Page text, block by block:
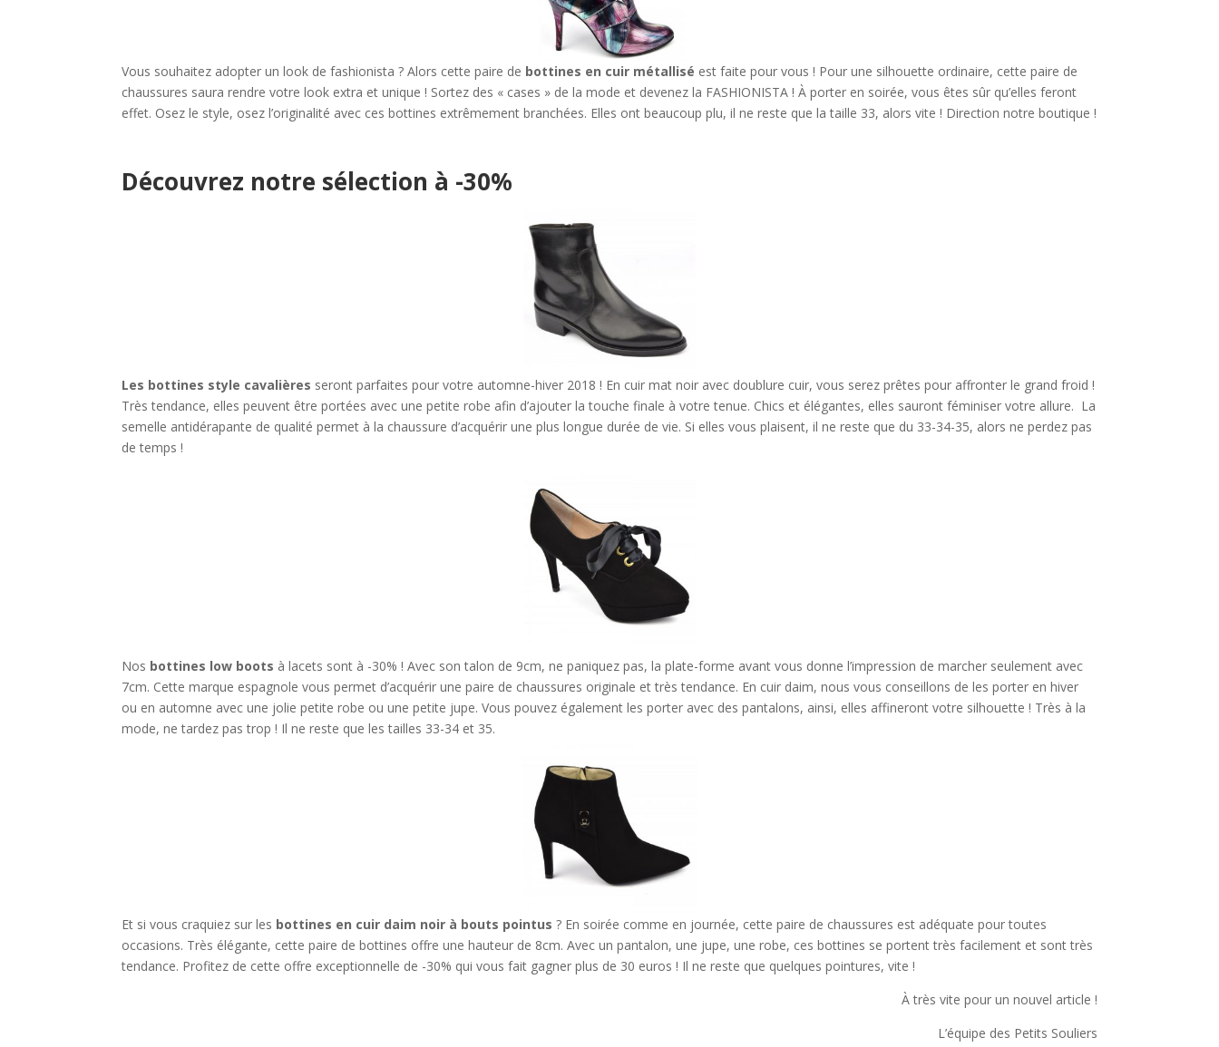
Vous souhaitez adopter un look de fashionista ? Alors cette paire de bottines en cuir métallisé est faite pour vous ! Pour une silhouette ordinaire, cette paire de
chaussures saura rendre votre look extra et unique ! Sortez des « cases » de la mode et devenez la FASHIONISTA ! À porter en soirée, vous êtes sûr qu’elles feront
effet. Osez le style, osez l’originalité avec ces bottines extrêmement branchées. Elles ont beaucoup plu, il ne reste que la taille 33, alors vite ! Direction notre boutique !
Découvrez notre sélection à -30%
Les bottines style cavalières seront parfaites pour votre automne-hiver 2018 ! En cuir mat noir avec doublure cuir, vous serez prêtes pour affronter le grand froid !
Très tendance, elles peuvent être portées avec une petite robe afin d’ajouter la touche finale à votre tenue. Chics et élégantes, elles sauront féminiser votre allure. La
semelle antidérapante de qualité permet à la chaussure d’acquérir une plus longue durée de vie. Si elles vous plaisent, il ne reste que du 33-34-35, alors ne perdez pas
de temps !
Nos bottines low boots à lacets sont à -30% ! Avec son talon de 9cm, ne paniquez pas, la plate-forme avant vous donne l’impression de marcher seulement avec
7cm. Cette marque espagnole vous permet d’acquérir une paire de chaussures originale et très tendance. En cuir daim, nous vous conseillons de les porter en hiver
ou en automne avec une jolie petite robe ou une petite jupe. Vous pouvez également les porter avec des pantalons, ainsi, elles affineront votre silhouette ! Très à la
mode, ne tardez pas trop ! Il ne reste que les tailles 33-34 et 35.
Et si vous craquiez sur les bottines en cuir daim noir à bouts pointus ? En soirée comme en journée, cette paire de chaussures est adéquate pour toutes
occasions. Très élégante, cette paire de bottines offre une hauteur de 8cm. Avec un pantalon, une jupe, une robe, ces bottines se portent très facilement et sont très
tendance. Profitez de cette offre exceptionnelle de -30% qui vous fait gagner plus de 30 euros ! Il ne reste que quelques pointures, vite !
À très vite pour un nouvel article !
L’équipe des Petits Souliers